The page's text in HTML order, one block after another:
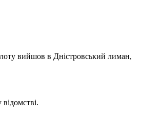
вийшов в Дністровський лиман,